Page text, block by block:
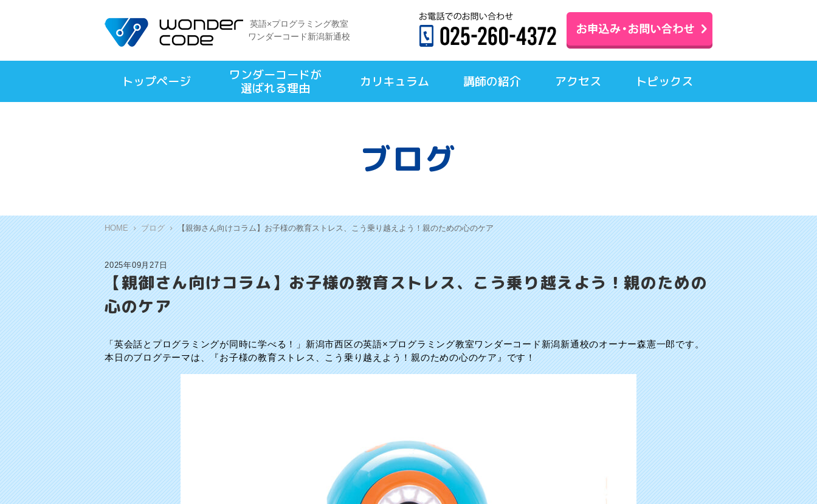
英語×プログラミング教室
ワンダーコード新潟新通校
トップページ
ワンダーコードが
選ばれる理由
カリキュラム 講師の紹介 アクセス トピックス
ブログ
HOME ブログ 【親御さん向けコラム】お子様の教育ストレス、こう乗り越えよう！親のための心のケア
2025年09月27日
【親御さん向けコラム】お子様の教育ストレス、こう乗り越えよう！親のための
心のケア
「英会話とプログラミングが同時に学べる！」新潟市西区の英語×プログラミング教室ワンダーコード新潟新通校のオーナー森憲一郎です。
本日のブログテーマは、『お子様の教育ストレス、こう乗り越えよう！親のための心のケア』です！